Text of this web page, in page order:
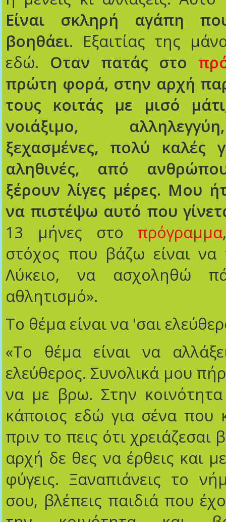
Είναι σκληρή αγάπη
βοηθάει. Εξαιτίας της
εδώ. Οταν πατάς στο
πρώτη φορά, στην αρχή
τους κοιτάς με μισό
νοιάξιμο,
ξεχασμένες, πολύ καλές
αληθινές, από
ξέρουν λίγες μέρες. Μου
να πιστέψω αυτό που
13 μήνες στο πρόγραμμα
στόχος που βάζω είναι να
Λύκειο, να ασχοληθώ
αθλητισμό».
Το θέμα είναι να 'σαι
«Το θέμα είναι να
ελεύθερος. Συνολικά μου
να με βρω. Στην κοινότητα
κάποιος εδώ για σένα που
πριν το πεις ότι χρειάζεσαι
αρχή δε θες να έρθεις και
φύγεις. Ξαναπιάνεις το
σου, βλέπεις παιδιά που